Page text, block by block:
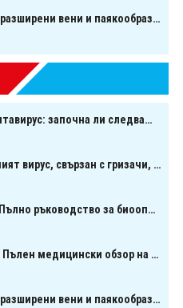
Разликата между разширени вени и паякообразни вени - и как наистина можете да ги предотвратите
Ваксина срещу хантавирус: започна ли следващата голяма надпревара в медицината?
Хантавирус: опасният вирус, свързан с гризачи, който предизвика тревога в Европа
Clean Eating 2026: Пълно ръководство за биооптимизация чрез хранене
Грип тип A (H3N2): Пълен медицински обзор на сезонния щам през 2026 г.
Разликата между разширени вени и паякообразни вени - и как наистина можете да ги предотвратите